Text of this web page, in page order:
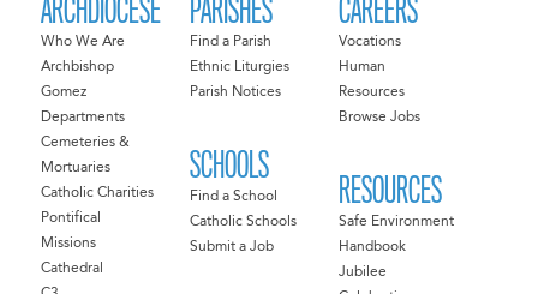
ARCHDIOCESE
Who We Are
Archbishop
Gomez
Departments
Cemeteries &
Mortuaries
Catholic Charities
Pontifical
Missions
Cathedral
PARISHES
Find a Parish
Ethnic Liturgies
Parish Notices
SCHOOLS
Find a School
Catholic Schools
Submit a Job
CAREERS
Vocations
Human
Resources
Browse Jobs
RESOURCES
Safe Environment
Handbook
Jubilee